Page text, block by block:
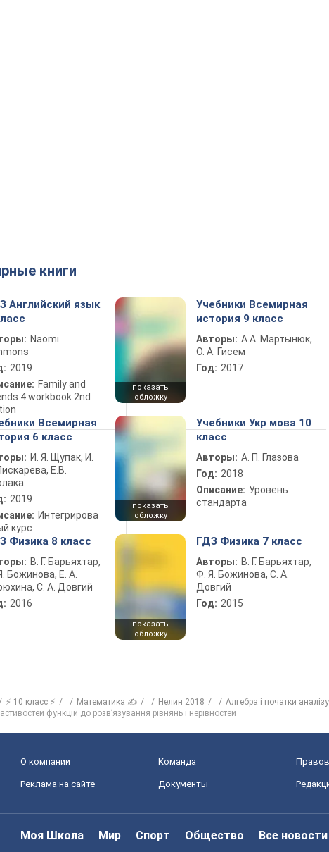
книги
Английский язык
Naomi
2019
Family and
4 workbook 2nd
показать
обложку
Учебники Всемирная
история 9 класс
Авторы: А.А. Мартынюк,
О. А. Гисем
Год: 2017
Всемирная
6 класс
И. Я. Щупак, И.
Е.В.
2019
Интегрирова
курс
показать
обложку
Учебники Укр мова 10
класс
Авторы: А. П. Глазова
Год: 2018
Описание: Уровень
стандарта
Физика 8 класс
В. Г. Барьяхтар,
Божинова, Е. А.
С. А. Довгий
2016
показать
обложку
ГДЗ Физика 7 класс
Авторы: В. Г. Барьяхтар,
Ф. Я. Божинова, С. А.
Довгий
Год: 2015
⚡ 10 класс ⚡ Математика ✍ Нелин 2018
Алгебра і початки аналізу
функцій до розв’язування рівнянь і нерівностей
О компании Команда
Реклама на сайте Документы
Моя Школа Мир Спорт Общество Все новости